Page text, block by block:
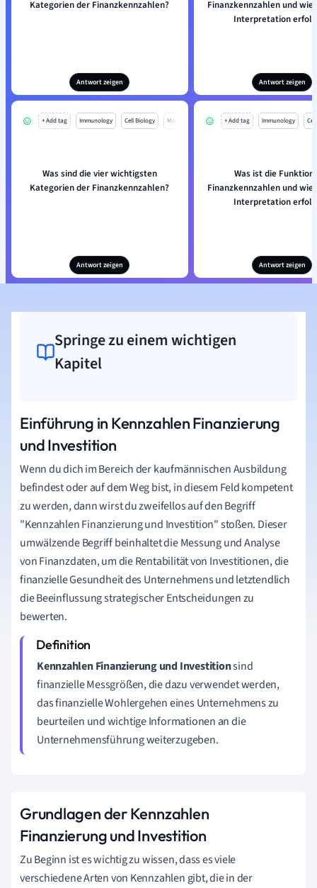
Kategorien der Finanzkennzahlen?
Antwort zeigen
Finanzkennzahlen und
Interpretation
Antwort zeigen
+ Add tag Immunology Cell Biology Mo
Was sind die vier wichtigsten
Kategorien der Finanzkennzahlen?
Antwort zeigen
+ Add tag Immunology
Was ist die Funktion
Finanzkennzahlen und
Interpretation
Antwort zeigen
Springe zu einem wichtigen
Kapitel
Einführung in Kennzahlen Finanzierung
und Investition
Wenn du dich im Bereich der kaufmännischen Ausbildung
befindest oder auf dem Weg bist, in diesem Feld kompetent
zu werden, dann wirst du zweifellos auf den Begriff
"Kennzahlen Finanzierung und Investition" stoßen. Dieser
umwälzende Begriff beinhaltet die Messung und Analyse
von Finanzdaten, um die Rentabilität von Investitionen, die
finanzielle Gesundheit des Unternehmens und letztendlich
die Beeinflussung strategischer Entscheidungen zu
bewerten.
Kennzahlen Finanzierung und Investitionsind
finanzielle Messgrößen, die dazu verwendet werden,
das finanzielle Wohlergehen eines Unternehmens zu
beurteilen und wichtige Informationen an die
Unternehmensführung weiterzugeben.
Grundlagen der Kennzahlen
Finanzierung und Investition
Zu Beginn ist es wichtig zu wissen, dass es viele
verschiedene Arten von Kennzahlen gibt, die in der